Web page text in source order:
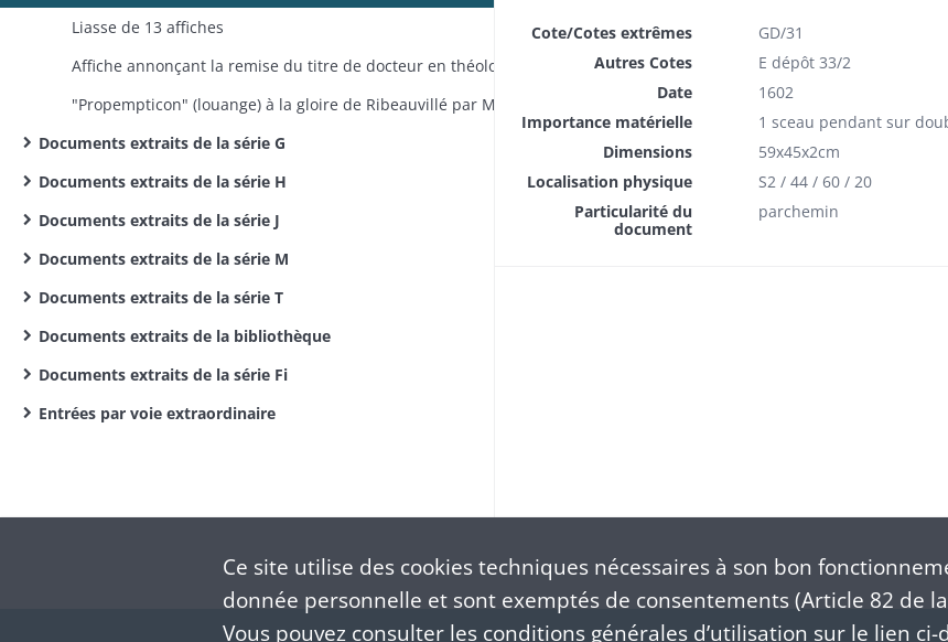
Liasse de 13 affiches
Documents extraits de la série G
Documents extraits de la série H
Documents extraits de la série J
Documents extraits de la série M
Documents extraits de la série T
Documents extraits de la bibliothèque
Documents extraits de la série Fi
Entrées par voie extraordinaire
Cote/Cotes extrêmes
GD/31
Autres Cotes
E dépôt 33/2
Date
1602
Importance matérielle
1 sceau pendant sur
Dimensions
59x45x2cm
Localisation physique
S2 / 44 / 60 / 20
Particularité du
document
parchemin
Ce site utilise des cookiestechniques nécessaires à son bon
donnée personnelle et sont exemptés de consentements (Article 82 de
Vous pouvez consulter les conditions générales d’utilisation sur le lien ci-